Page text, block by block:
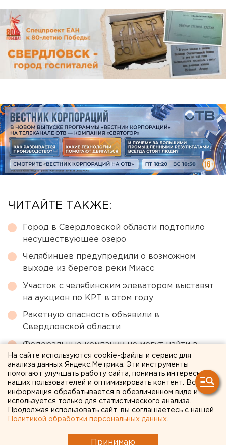
ЧИТАЙТЕ ТАКЖЕ:
Город в Свердловской области подтопило
несуществующее озеро
Челябинцев предупредили о возможном
выходе из берегов реки Миасс
Участок с челябинским элеватором выставят
на аукцион по КРТ в этом году
Ракетную опасность объявили в
Свердловской области
Федеральные компании не могут найти в
Екатеринбурге земли под апартаменты
← НОВОСТИ
2 МАРТА 2020 В 16:14
Игорь Чукреев
На сайте используются cookie-файлы и сервис для
анализа данных Яндекс.Метрика. Эти инструменты
помогают улучшать работу сайта, понимать интересы
наших пользователей и оптимизировать контент. Вся
информация обрабатывается в обезличенном виде и
используется только для статистического анализа.
Продолжая использовать сайт, вы соглашаетесь с нашей
Политикой обработки персональных данных
Принимаю